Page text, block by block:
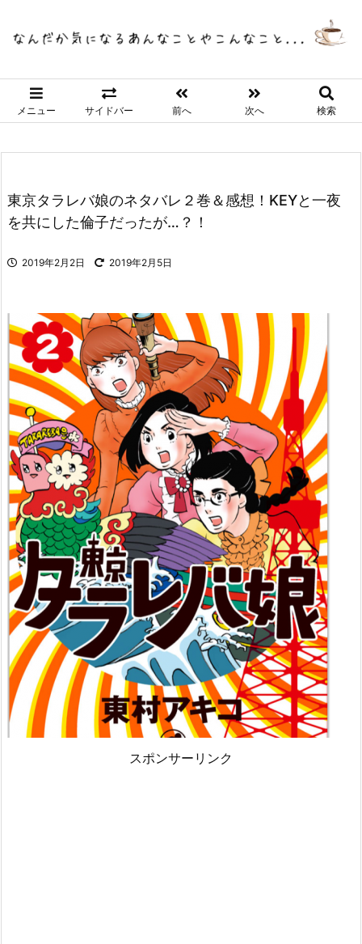
メニュー サイドバー 前へ 次へ 検索
東京タラレバ娘のネタバレ２巻＆感想！KEYと一夜
を共にした倫子だったが…？！
2019年2月2日 2019年2月5日
スポンサーリンク